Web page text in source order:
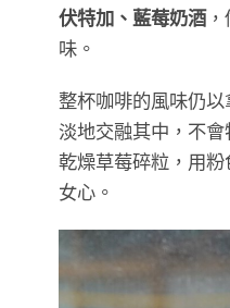
伏特加、藍莓奶酒，
味。
整杯咖啡的風味仍
淡地交融其中，不
乾燥草莓碎粒，用
女心。